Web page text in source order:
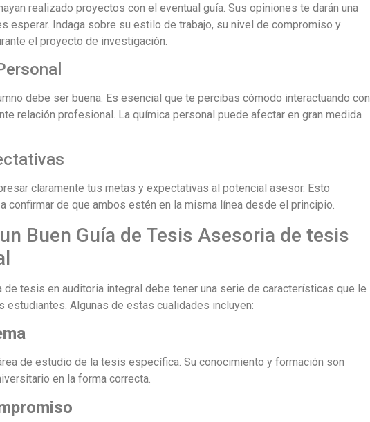
realizado proyectos con el eventual guía. Sus opiniones te darán una
esperar. Indaga sobre su estilo de trabajo, su nivel de compromiso y
el proyecto de investigación.
debe ser buena. Es esencial que te percibas cómodo interactuando con
relación profesional. La química personal puede afectar en gran medida
claramente tus metas y expectativas al potencial asesor. Esto
confirmar de que ambos estén en la misma línea desde el principio.
Buen Guía de Tesis Asesoria de tesis
tesis en auditoria integral debe tener una serie de características que le
Algunas de estas cualidades incluyen:
de estudio de la tesis específica. Su conocimiento y formación son
en la forma correcta.